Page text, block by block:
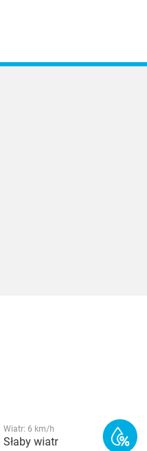
Wiatr: 6 km/h
Słaby wiatr